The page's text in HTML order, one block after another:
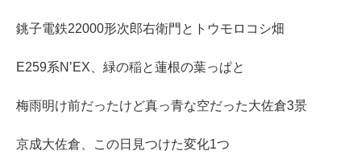
銚子電鉄22000形次郎右衛門とトウモロコシ畑
E259系N’EX、緑の稲と蓮根の葉っぱと
梅雨明け前だったけど真っ青な空だった大佐倉3景
京成大佐倉、この日見つけた変化1つ